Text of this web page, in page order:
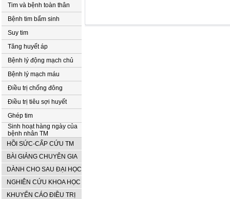
Tim và bệnh toàn thân
Bệnh tim bẩm sinh
Suy tim
Tăng huyết áp
Bệnh lý động mạch chủ
Bệnh lý mạch máu
Điều trị chống đông
Điều trị tiêu sợi huyết
Ghép tim
Sinh hoạt hàng ngày của
bệnh nhân TM
HỒI SỨC-CẤP CỨU TM
BÀI GIẢNG CHUYÊN GIA
DÀNH CHO SAU ĐẠI HỌC
NGHIÊN CỨU KHOA HỌC
KHUYẾN CÁO ĐIỀU TRỊ